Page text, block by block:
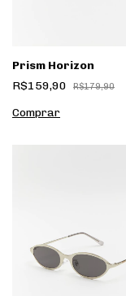
Prism Horizon
R$159,90
R$179,90